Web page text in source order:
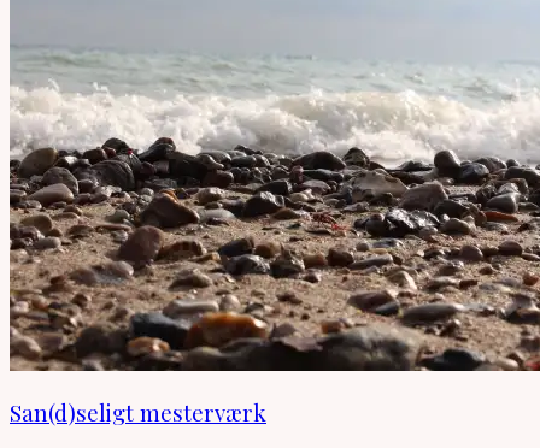
San(d)seligt mesterværk